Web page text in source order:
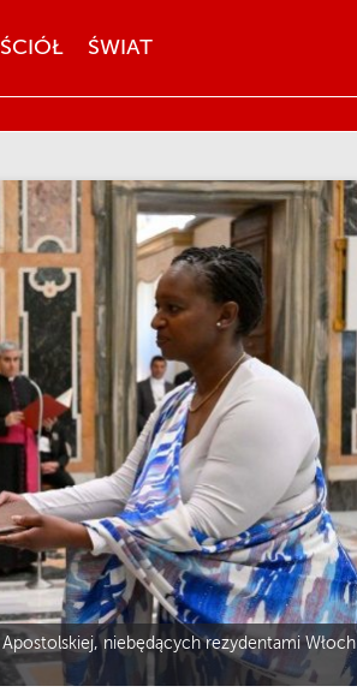
ŚWIAT
niebędących rezydentami Włoch